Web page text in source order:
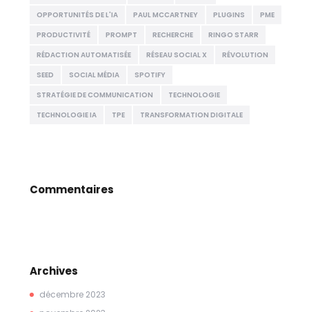
OPPORTUNITÉS DE L'IA
PAUL MCCARTNEY PLUGINS
PME
PRODUCTIVITÉ
PROMPT RECHERCHE
RINGO STARR
RÉDACTION AUTOMATISÉE
RÉSEAU SOCIAL X
RÉVOLUTION
SEED
SOCIAL MÉDIA
SPOTIFY
STRATÉGIE DE COMMUNICATION
TECHNOLOGIE
TECHNOLOGIE IA
TPE TRANSFORMATION DIGITALE
Commentaires
Archives
décembre 2023